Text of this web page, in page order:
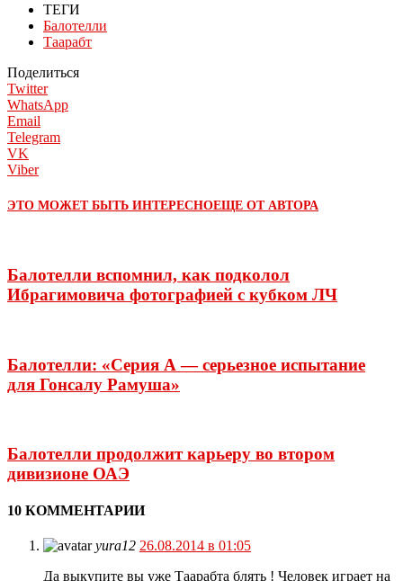
ТЕГИ
Балотелли
Таарабт
Поделиться
Twitter
WhatsApp
Email
Telegram
VK
Viber
ЭТО МОЖЕТ БЫТЬ ИНТЕРЕСНОЕЩЕ ОТ АВТОРА
Балотелли вспомнил, как подколол
Ибрагимовича фотографией с кубком ЛЧ
Балотелли: «Серия А — серьезное испытание
для Гонсалу Рамуша»
Балотелли продолжит карьеру во втором
дивизионе ОАЭ
10 КОММЕНТАРИИ
yura12 26.08.2014 в 01:05
Да выкупите вы уже Таарабта блять ! Человек играет на